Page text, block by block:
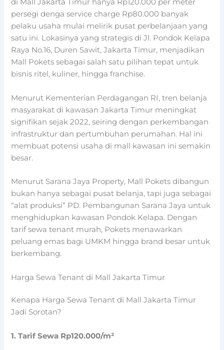
di Mall Jakarta Timur hanya Rp120.000 per meter
persegi denga service charge Rp80.000 banyak
pelaku usaha mulai melirik pusat perbelanjaan yang
satu ini. Lokasinya yang strategis di Jl. Pondok Kelapa
Raya No.16, Duren Sawit, Jakarta Timur, menjadikan
Mall Pokets sebagai salah satu pilihan tepat untuk
bisnis ritel, kuliner, hingga franchise.
Menurut Kementerian Perdagangan RI, tren belanja
masyarakat di kawasan Jakarta Timur meningkat
signifikan sejak 2022, seiring dengan perkembangan
infrastruktur dan pertumbuhan perumahan. Hal ini
membuat potensi usaha di mall kawasan ini semakin
besar.
Menurut Sarana Jaya Property, Mall Pokets dibangun
bukan hanya sebagai pusat belanja, tapi juga sebagai
“alat produksi” PD. Pembangunan Sarana Jaya untuk
menghidupkan kawasan Pondok Kelapa. Dengan
tarif sewa tenant murah, Pokets menawarkan
peluang emas bagi UMKM hingga brand besar untuk
berkembang.
Harga Sewa Tenant di Mall Jakarta Timur
Kenapa Harga Sewa Tenant di Mall Jakarta Timur
Jadi Sorotan?
1. Tarif Sewa Rp120.000/m²